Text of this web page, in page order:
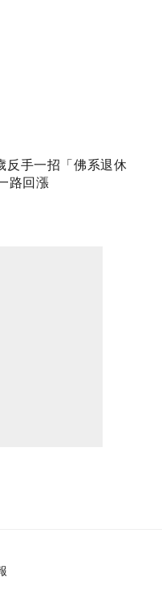
反手一招「佛系退休
路回漲